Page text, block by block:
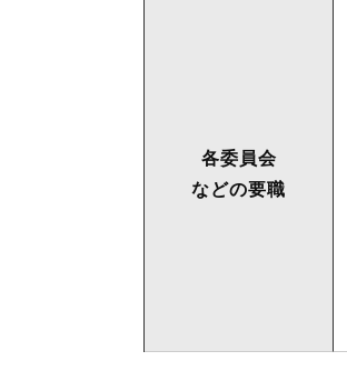
各委員会
などの要職